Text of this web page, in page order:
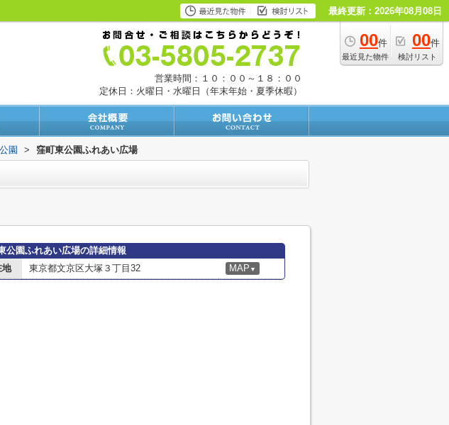
最終更新：2026年08月08日
00件
最近見た物件
00件
検討リスト
営業時間：１０：００～１８：００
定休日：火曜日・水曜日（年末年始・夏季休暇）
園 > 窪町東公園ふれあい広場
公園ふれあい広場の詳細情報
地
東京都文京区大塚３丁目32 MAP ▼